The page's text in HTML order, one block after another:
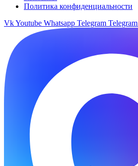
Политика конфиденциальности
VkYoutube Whatsapp Telegram Telegram